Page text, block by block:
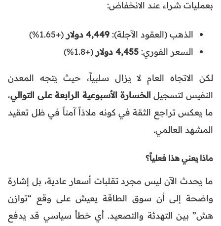
بعمليات شراء عند الانخفاض:
الذهب (العقود الآجلة): 4,449 دولار
(+1.65%)
السعر الفوري: 4,455 دولار (+1.8%)
لكن الاتجاه العام لا يزال سلبياً، حيث يتجه المعدن
النفيس لتسجيل الخسارة الأسبوعية الرابعة على التوالي،
ما يعكس تراجع الثقة في كونه ملاذاً آمناً في ظل تعقيد
المشهد العالمي.
ماذا يعني هذا فعلياً؟
ما يحدث الآن ليس مجرد تقلبات أسعار عادية، بل إشارة
واضحة إلى أن سوق الطاقة يعيش على وقع “توازن
هش” بين التهدئة والتصعيد. أي خطأ سياسي قد يدفع